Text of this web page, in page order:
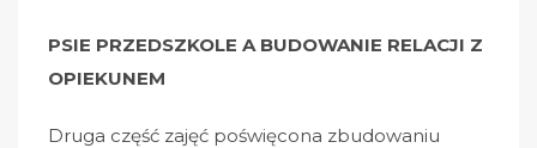
PSIE PRZEDSZKOLE A BUDOWANIE RELACJI Z
OPIEKUNEM
Druga część zajęć poświęcona zbudowaniu